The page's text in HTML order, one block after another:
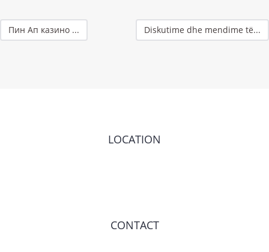
Пин Ап казино ... Diskutime dhe mendime të...
LOCATION
CONTACT